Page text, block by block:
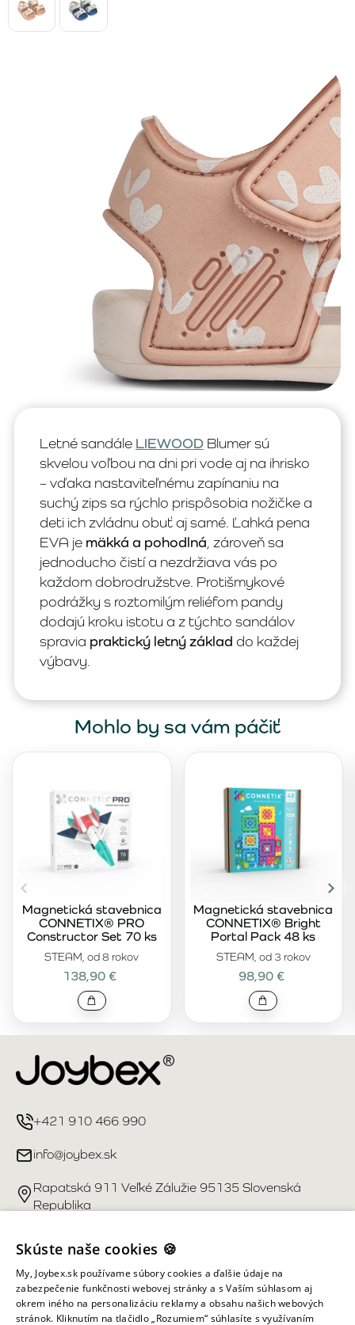
Letné sandále LIEWOOD Blumer sú
skvelou voľbou na dni pri vode aj na ihrisko
– vďaka nastaviteľnému zapínaniu na
suchý zips sa rýchlo prispôsobia nožičke a
deti ich zvládnu obuť aj samé. Ľahká pena
EVA je mäkká a pohodlná , zároveň sa
jednoducho čistí a nezdržiava vás po
každom dobrodružstve. Protišmykové
podrážky s roztomilým reliéfom pandy
dodajú kroku istotu a z týchto sandálov
spravia praktický letný základ do každej
výbavy.
Mohlo by sa vám páčiť
STEAM, od 8 rokov
Magnetická stavebnica
CONNETIX® PRO
Constructor Set 70 ks
138,90 €
STEAM, od 3 rokov
Magnetická stavebnica
CONNETIX® Bright
Portal Pack 48 ks
98,90 €
+421 910 466 990
info@joybex.sk
Rapatská 911 Veľké Zálužie 95135 Slovenská
Republika
Užitočné odkazy
Účet
Skúste naše cookies 🍪
My, Joybex.sk používame súbory cookies a ďalšie údaje na
zabezpečenie funkčnosti webovej stránky a s Vaším súhlasom aj
okrem iného na personalizáciu reklamy a obsahu našich webových
stránok. Kliknutím na tlačidlo „Rozumiem“ súhlasíte s využívaním